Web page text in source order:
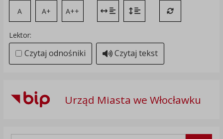
A
A+ A++ Zmień odstęp między literami
Zmień interlinię i margines
Przywróć
Lektor:
Czytaj odnośniki Czytaj tekst
Urząd Miasta we Włocławku